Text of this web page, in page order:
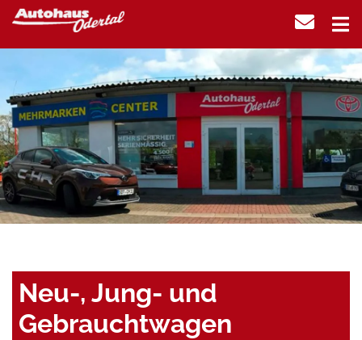
Neu-, Jung- und
Gebrauchtwagen